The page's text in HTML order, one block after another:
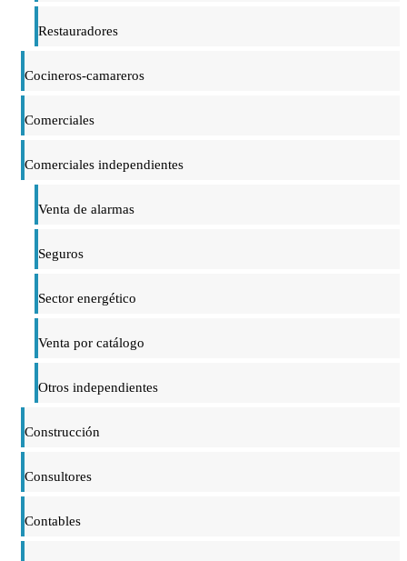
Restauradores
Cocineros-camareros
Comerciales
Comerciales independientes
Venta de alarmas
Seguros
Sector energético
Venta por catálogo
Otros independientes
Construcción
Consultores
Contables